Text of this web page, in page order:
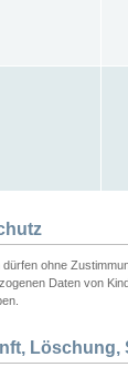
ohne
Daten von
Löschung,